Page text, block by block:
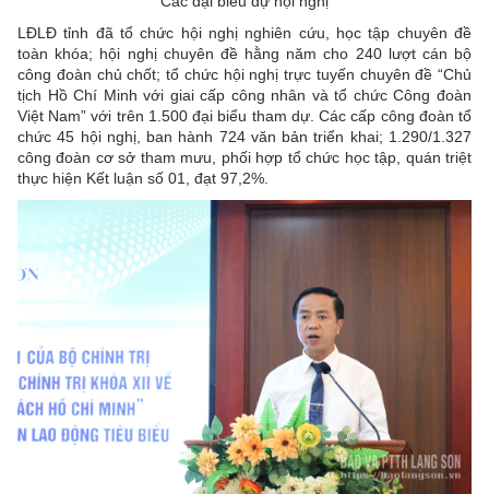
LĐLĐ tỉnh đã tổ chức hội nghị nghiên cứu, học tập chuyên đề
toàn khóa; hội nghị chuyên đề hằng năm cho 240 lượt cán bộ
công đoàn chủ chốt; tổ chức hội nghị trực tuyến chuyên đề “Chủ
tịch Hồ Chí Minh với giai cấp công nhân và tổ chức Công đoàn
Việt Nam” với trên 1.500 đại biểu tham dự. Các cấp công đoàn tổ
chức 45 hội nghị, ban hành 724 văn bản triển khai; 1.290/1.327
công đoàn cơ sở tham mưu, phối hợp tổ chức học tập, quán triệt
thực hiện Kết luận số 01, đạt 97,2%.